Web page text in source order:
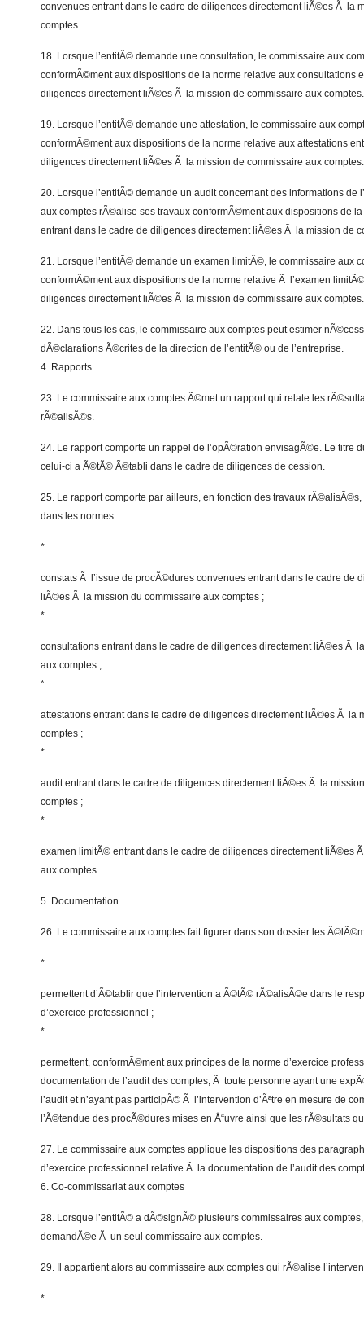
convenues entrant dans le cadre de diligences directement liÃ©es Ã la
comptes.
18. Lorsque l’entitÃ© demande une consultation, le commissaire aux
conformÃ©ment aux dispositions de la norme relative aux consultations
diligences directement liÃ©es Ã la mission de commissaire aux comptes.
19. Lorsque l’entitÃ© demande une attestation, le commissaire aux
conformÃ©ment aux dispositions de la norme relative aux attestations
diligences directement liÃ©es Ã la mission de commissaire aux comptes.
20. Lorsque l’entitÃ© demande un audit concernant des informations de
aux comptes rÃ©alise ses travaux conformÃ©ment aux dispositions de
entrant dans le cadre de diligences directement liÃ©es Ã la mission de
21. Lorsque l’entitÃ© demande un examen limitÃ©, le commissaire aux
conformÃ©ment aux dispositions de la norme relative Ã l’examen
diligences directement liÃ©es Ã la mission de commissaire aux comptes.
22. Dans tous les cas, le commissaire aux comptes peut estimer
dÃ©clarations Ã©crites de la direction de l’entitÃ© ou de l’entreprise.
4. Rapports
23. Le commissaire aux comptes Ã©met un rapport qui relate les
rÃ©alisÃ©s.
24. Le rapport comporte un rappel de l’opÃ©ration envisagÃ©e. Le titre
celui-ci a Ã©tÃ© Ã©tabli dans le cadre de diligences de cession.
25. Le rapport comporte par ailleurs, en fonction des travaux
dans les normes :
*
constats Ã l’issue de procÃ©dures convenues entrant dans le cadre de
liÃ©es Ã la mission du commissaire aux comptes ;
*
consultations entrant dans le cadre de diligences directement liÃ©es Ã
aux comptes ;
*
attestations entrant dans le cadre de diligences directement liÃ©es Ã la
comptes ;
*
audit entrant dans le cadre de diligences directement liÃ©es Ã la
comptes ;
*
examen limitÃ© entrant dans le cadre de diligences directement liÃ©es
aux comptes.
5. Documentation
26. Le commissaire aux comptes fait figurer dans son dossier les
*
permettent d’Ã©tablir que l’intervention a Ã©tÃ© rÃ©alisÃ©e dans le
d’exercice professionnel ;
*
permettent, conformÃ©ment aux principes de la norme d’exercice
documentation de l’audit des comptes, Ã toute personne ayant une
l’audit et n’ayant pas participÃ© Ã l’intervention d’Ãªtre en mesure de
l’Ã©tendue des procÃ©dures mises en Å“uvre ainsi que les rÃ©sultats
27. Le commissaire aux comptes applique les dispositions des
d’exercice professionnel relative Ã la documentation de l’audit des
6. Co-commissariat aux comptes
28. Lorsque l’entitÃ© a dÃ©signÃ© plusieurs commissaires aux
demandÃ©e Ã un seul commissaire aux comptes.
29. Il appartient alors au commissaire aux comptes qui rÃ©alise
*